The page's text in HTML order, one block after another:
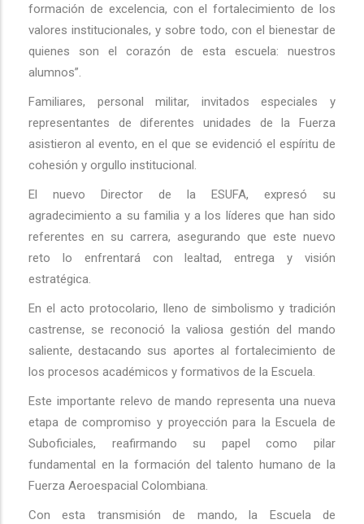
formación de excelencia, con el fortalecimiento de los
valores institucionales, y sobre todo, con el bienestar de
quienes son el corazón de esta escuela: nuestros
alumnos”.
Familiares, personal militar, invitados especiales y
representantes de diferentes unidades de la Fuerza
asistieron al evento, en el que se evidenció el espíritu de
cohesión y orgullo institucional.
El nuevo Director de la ESUFA, expresó su
agradecimiento a su familia y a los líderes que han sido
referentes en su carrera, asegurando que este nuevo
reto lo enfrentará con lealtad, entrega y visión
estratégica.
En el acto protocolario, lleno de simbolismo y tradición
castrense, se reconoció la valiosa gestión del mando
saliente, destacando sus aportes al fortalecimiento de
los procesos académicos y formativos de la Escuela.
Este importante relevo de mando representa una nueva
etapa de compromiso y proyección para la Escuela de
Suboficiales, reafirmando su papel como pilar
fundamental en la formación del talento humano de la
Fuerza Aeroespacial Colombiana.
Con esta transmisión de mando, la Escuela de